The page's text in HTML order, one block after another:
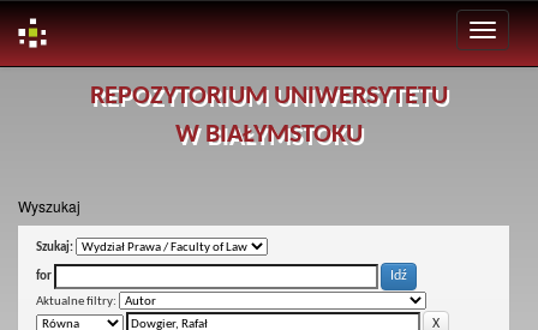
REPOZYTORIUM UNIWERSYTETU
W BIAŁYMSTOKU
Wyszukaj
Szukaj:
for
Aktualne filtry: